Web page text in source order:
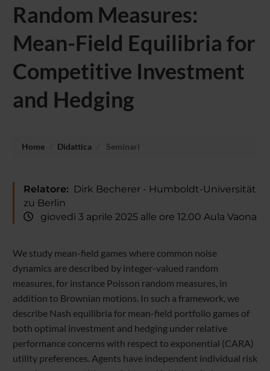
Random Measures:
Mean-Field Equilibria for
Competitive Investment
and Hedging
Home Didattica Seminari
Relatore: Dirk Becherer - Humboldt-Universität
zu Berlin
giovedì 3 aprile 2025 alle ore 12.00 Aula Vaona
We study mean-field games where common noise
dynamics are described by integer-valued random
measures, for instance Poisson random measures, in
addition to Brownian motions. In such a framework, we
describe Nash equilibria for mean-field portfolio games of
both optimal investment and hedging under relative
performance concerns with respect to exponential (CARA)
utility preferences. Agents have independent individual risk